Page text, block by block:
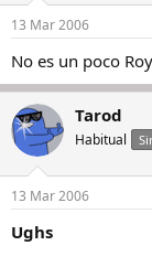
13 Mar 2006
No es un poco
Tarod
Habitual
13 Mar 2006
Ughs